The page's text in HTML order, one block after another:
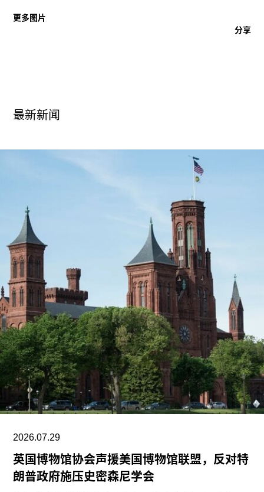
更多图片
分享
最新新闻
2026.07.29
英国博物馆协会声援美国博物馆联盟，反对特
朗普政府施压史密森尼学会